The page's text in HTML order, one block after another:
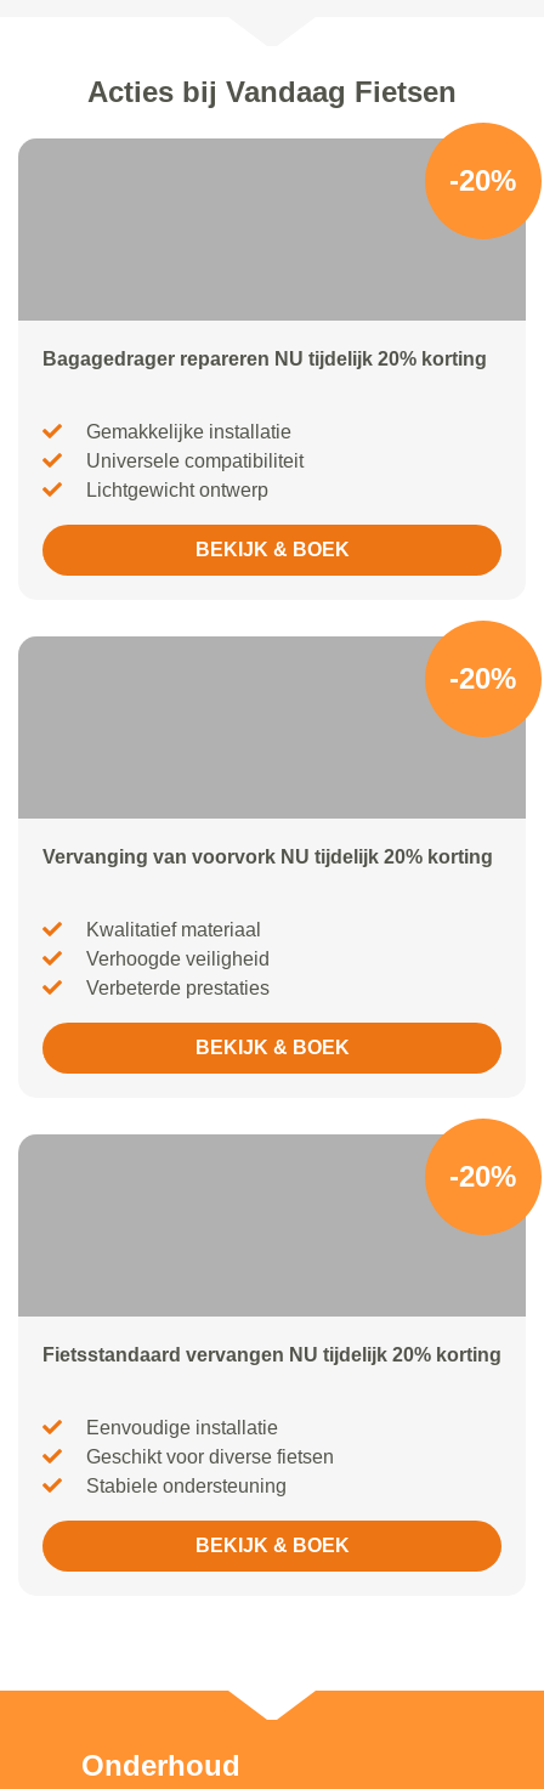
Acties bij Vandaag Fietsen
-20%
Bagagedrager repareren NU tijdelijk 20% korting
Gemakkelijke installatie
Universele compatibiliteit
Lichtgewicht ontwerp
BEKIJK & BOEK
-20%
Vervanging van voorvork NU tijdelijk 20% korting
Kwalitatief materiaal
Verhoogde veiligheid
Verbeterde prestaties
BEKIJK & BOEK
-20%
Fietsstandaard vervangen NU tijdelijk 20% korting
Eenvoudige installatie
Geschikt voor diverse fietsen
Stabiele ondersteuning
BEKIJK & BOEK
Onderhoud